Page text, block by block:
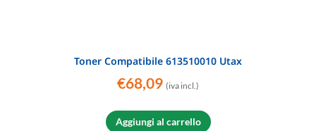
Toner Compatibile 613510010 Utax
€68,09 (iva incl.)
Aggiungi al carrello